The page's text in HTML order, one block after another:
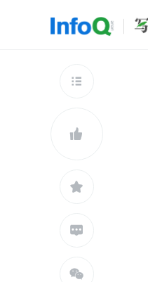
查看更多




